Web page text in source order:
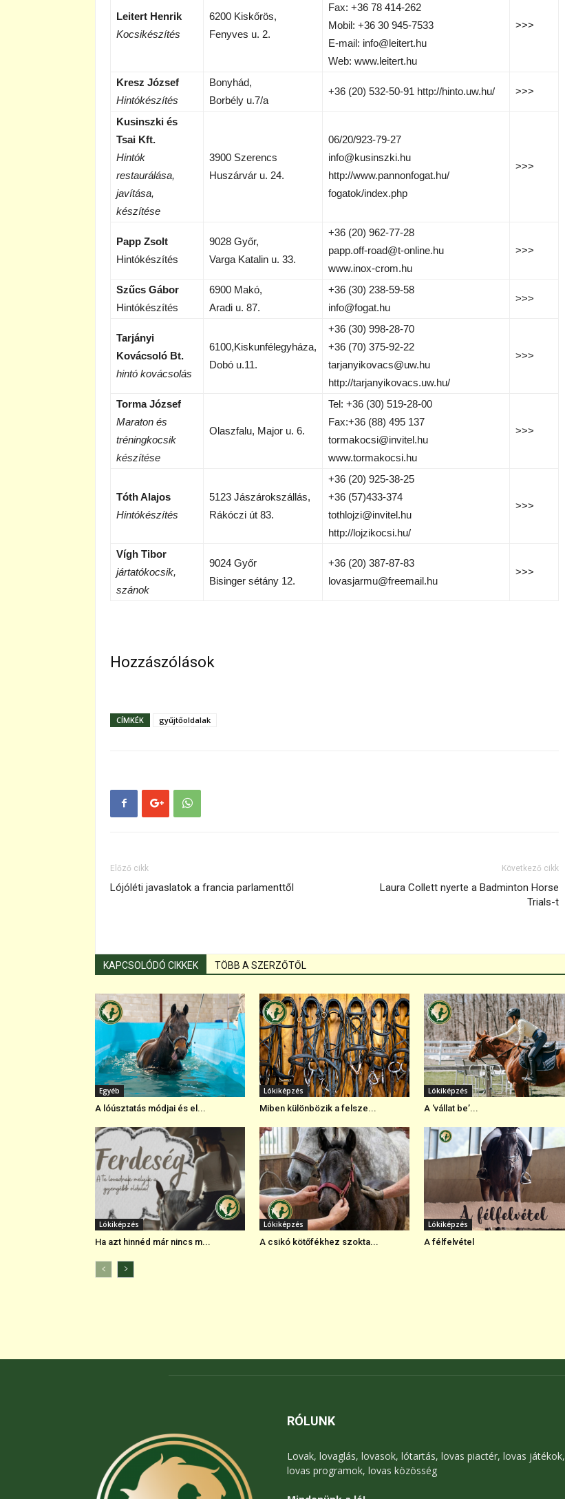
Leitert Henrik
Kocsikészítés
6200 Kiskőrös,
Fenyves u. 2.
Fax: +36 78 414-262
Mobil: +36 30 945-7533
E-mail: info@leitert.hu
Web: www.leitert.hu
>>>
Kresz József
Hintókészítés
Bonyhád,
Borbély u.7/a
+36 (20) 532-50-91 http://hinto.uw.hu/ >>>
Kusinszki és
Tsai Kft.
Hintók
restaurálása,
javítása,
készítése
3900 Szerencs
Huszárvár u. 24.
06/20/923-79-27
info@kusinszki.hu
http://www.pannonfogat.hu/
fogatok/index.php
>>>
Papp Zsolt
Hintókészítés
9028 Győr,
Varga Katalin u. 33.
+36 (20) 962-77-28
papp.off-road@t-online.hu
www.inox-crom.hu
>>>
Szűcs Gábor
Hintókészítés
6900 Makó,
Aradi u. 87.
+36 (30) 238-59-58
info@fogat.hu
>>>
Tarjányi
Kovácsoló Bt.
hintó kovácsolás
6100,Kiskunfélegyháza,
Dobó u.11.
+36 (30) 998-28-70
+36 (70) 375-92-22
tarjanyikovacs@uw.hu
http://tarjanyikovacs.uw.hu/
>>>
Torma József
Maraton és
tréningkocsik
készítése
Olaszfalu, Major u. 6.
Tel: +36 (30) 519-28-00
Fax:+36 (88) 495 137
tormakocsi@invitel.hu
www.tormakocsi.hu
>>>
Tóth Alajos
Hintókészítés
5123 Jászárokszállás,
Rákóczi út 83.
+36 (20) 925-38-25
+36 (57)433-374
tothlojzi@invitel.hu
http://lojzikocsi.hu/
>>>
Vígh Tibor
jártatókocsik,
szánok
9024 Győr
Bisinger sétány 12.
+36 (20) 387-87-83
lovasjarmu@freemail.hu
>>>
Hozzászólások
CÍMKÉK gyűjtőoldalak
Előző cikk
Lójóléti javaslatok a francia parlamenttől
Következő cikk
Laura Collett nyerte a Badminton Horse
Trials-t
KAPCSOLÓDÓ CIKKEK TÖBB A SZERZŐTŐL
Egyéb
A lóúsztatás módjai és el...
Lókiképzés
Miben különbözik a felsze...
Lókiképzés
A ‘vállat be’...
Lókiképzés
Ha azt hinnéd már nincs m...
Lókiképzés
A csikó kötőfékhez szokta...
Lókiképzés
A félfelvétel
RÓLUNK
Lovak, lovaglás, lovasok, lótartás, lovas piactér, lovas játékok,
lovas programok, lovas közösség